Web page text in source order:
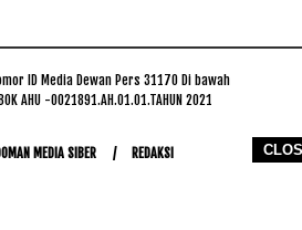
ID Media Dewan Pers 31170 Di bawah
AHU -0021891.AH.01.01.TAHUN 2021
MEDIA SIBER REDAKSI